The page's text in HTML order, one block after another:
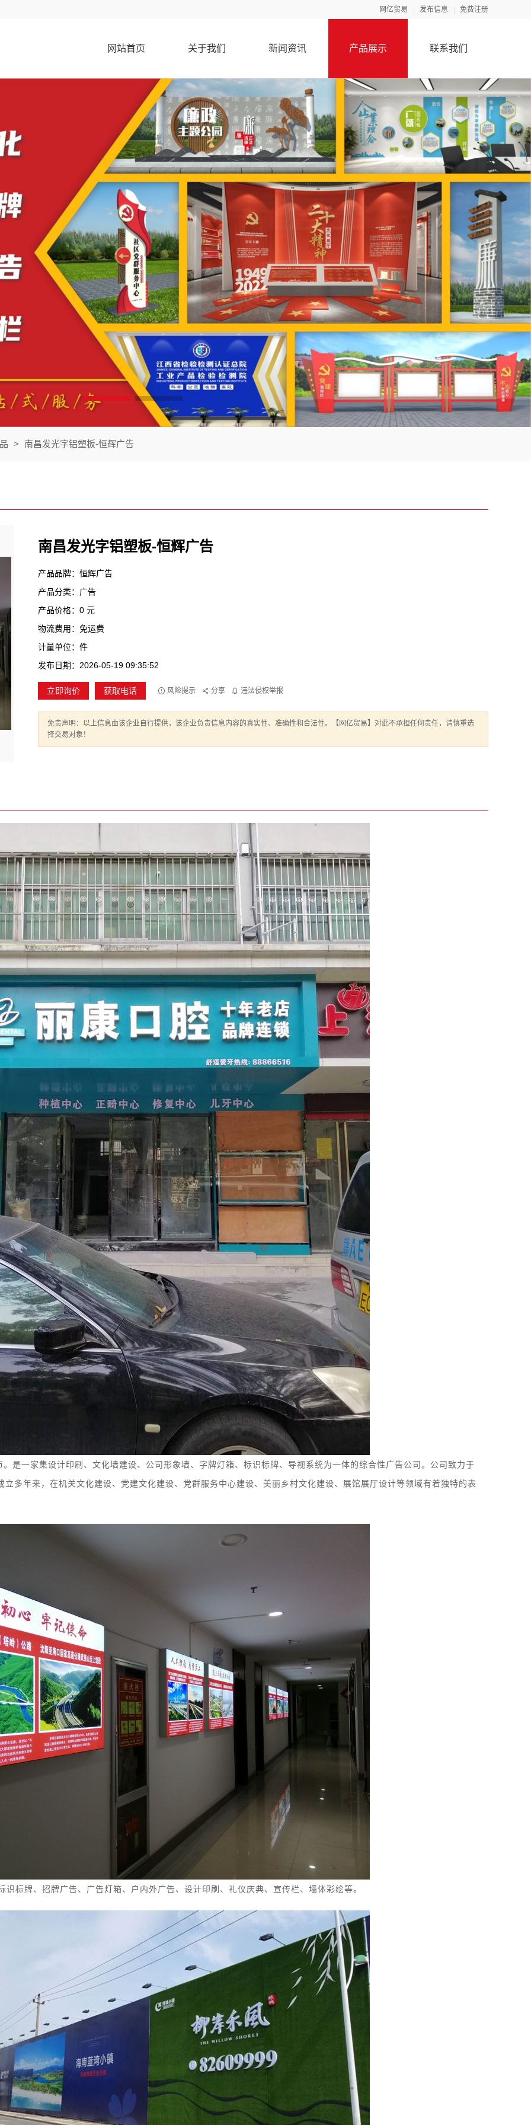
网亿贸易 发布信息 免费注册
网站首页 关于我们 新闻资讯 产品展示 联系我们
> 南昌发光字铝塑板-恒辉广告
南昌发光字铝塑板-恒辉广告
产品品牌：恒辉广告
产品分类：广告
产品价格：0 元
物流费用：免运费
计量单位：件
发布日期：2026-05-19 09:35:52
立即询价 获取电话 风险提示 分享 违法侵权举报
免责声明：以上信息由该企业自行提供，该企业负责信息内容的真实性、准确性和合法性。【网亿贸易】对此不承担任何责任，请慎重选
择交易对象！
是一家集设计印刷、 文化墙建设、 公司形象墙、字牌灯箱、 标识标牌、 导视系统为一体的综合性广告公司。 公司致力于
立多年来，在机关文化建设、党建文化建设、党群服务中心建设、美丽乡村文化建设、展馆展厅设计等领域有着独特的表
识标牌、 招牌广告、 广告灯箱、 户内外广告、 设计印刷、礼仪庆典、宣传栏、墙体彩绘等。